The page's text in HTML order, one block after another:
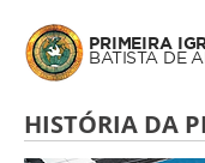
PRIMEIRA
BATISTA DE
HISTÓRIA DA